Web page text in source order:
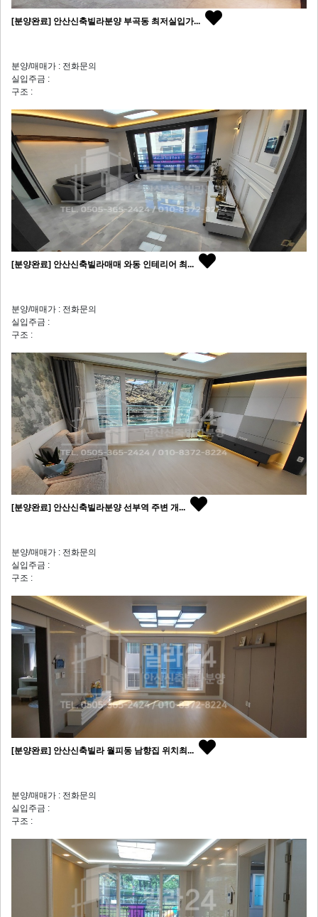
[분양완료] 안산신축빌라분양 부곡동 최저실입가...
분양/매매가 : 전화문의
실입주금 :
구조 :
[분양완료] 안산신축빌라매매 와동 인테리어 최...
분양/매매가 : 전화문의
실입주금 :
구조 :
[분양완료] 안산신축빌라분양 선부역 주변 개...
분양/매매가 : 전화문의
실입주금 :
구조 :
[분양완료] 안산신축빌라 월피동 남향집 위치최...
분양/매매가 : 전화문의
실입주금 :
구조 :